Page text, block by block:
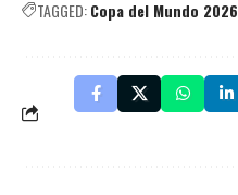
TAGGED:Copa del Mundo 2026